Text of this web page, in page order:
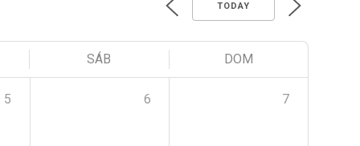
TODAY
SÁB DOM
5 6 7